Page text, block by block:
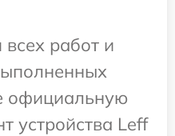
работ и
официальную
устройства Leff